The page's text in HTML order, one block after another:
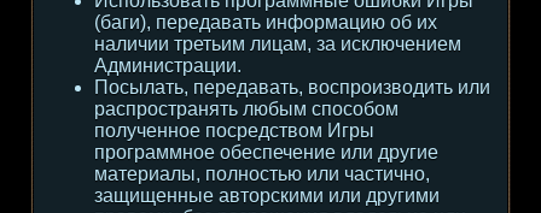
(баги), передавать информацию об их
наличии третьим лицам, за исключением
Администрации.
Посылать, передавать, воспроизводить или
распространять любым способом
полученное посредством Игры
программное обеспечение или другие
материалы, полностью или частично,
защищенные авторскими или другими